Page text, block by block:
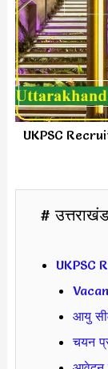
UKPSC
#
UKPSC
आयु
चयन